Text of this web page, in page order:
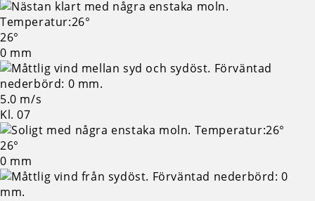
26°
0 mm
5.0 m/s
Kl. 07
26°
0 mm